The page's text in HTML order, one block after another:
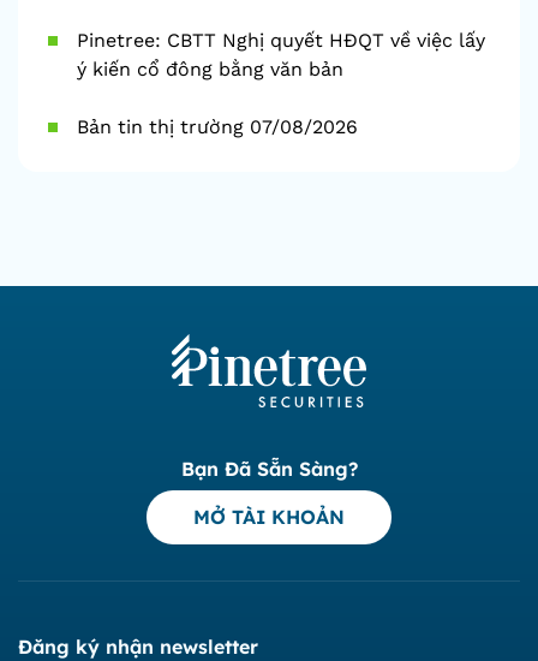
Pinetree: CBTT Nghị quyết HĐQT về việc lấy
ý kiến cổ đông bằng văn bản
Bản tin thị trường 07/08/2026
Bạn Đã Sẵn Sàng?
MỞ TÀI KHOẢN
Đăng ký nhận newsletter